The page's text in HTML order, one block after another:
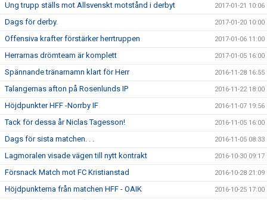
Ung trupp ställs mot Allsvenskt motstånd i derbyt 2017-01-21 10:06
Dags för derby. 2017-01-20 10:00
Offensiva krafter förstärker herrtruppen 2017-01-06 11:00
Herrarnas drömteam är komplett 2017-01-05 16:00
Spännande tränarnamn klart för Herr 2016-11-28 16:55
Talangernas afton på Rosenlunds IP 2016-11-22 18:00
Höjdpunkter HFF -Norrby IF 2016-11-07 19:56
Tack för dessa år Niclas Tagesson! 2016-11-05 16:00
Dags för sista matchen. . . 2016-11-05 08:33
Lagmoralen visade vägen till nytt kontrakt 2016-10-30 09:17
Försnack Match mot FC Kristianstad 2016-10-28 21:09
Höjdpunkterna från matchen HFF - OAIK 2016-10-25 17:00